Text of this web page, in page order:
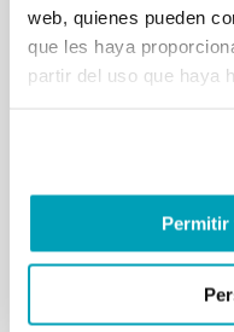
web, quienes pueden
que les haya
partir del uso que haya
Permitir
explotación de los
digno para los
enteras; desgaste;
apostar
veces puede parecer
busca nuevas
misericordia sobre
crisis de la fe.
mantener la fe entre
lo entiendo. […]